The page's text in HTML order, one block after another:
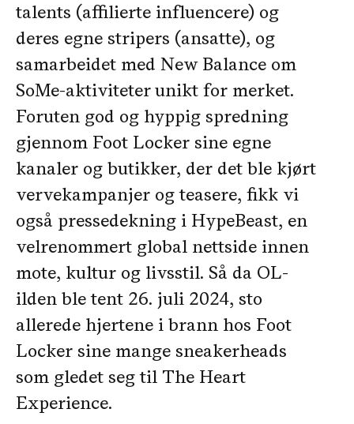
talents (affilierte influencere) og
deres egne stripers (ansatte), og
samarbeidet med New Balance om
SoMe-aktiviteter unikt for merket.
Foruten god og hyppig spredning
gjennom Foot Locker sine egne
kanaler og butikker, der det ble kjørt
vervekampanjer og teasere, fikk vi
også pressedekning i HypeBeast, en
velrenommert global nettside innen
mote, kultur og livsstil. Så da OL-
ilden ble tent 26. juli 2024, sto
allerede hjertene i brann hos Foot
Locker sine mange sneakerheads
som gledet seg til The Heart
Experience.